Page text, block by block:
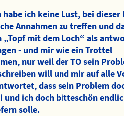
habe ich keine Lust, bei dieser
Annahmen zu treffen und
„Topf mit dem Loch“ als
- und mir wie ein Trottel
nur weil der TO sein
will und mir auf alle
dass sein Problem
und ich doch bitteschön
solle.